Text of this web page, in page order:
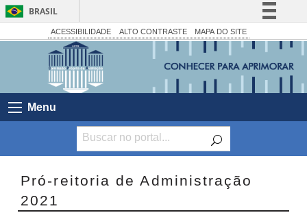
BRASIL
Simplifique!
Comunica BR
Acesso à informação
Canais
ACESSIBILIDADE ALTO CONTRASTE MAPA DO SITE
Menu
Pró-reitoria de Administração
2021